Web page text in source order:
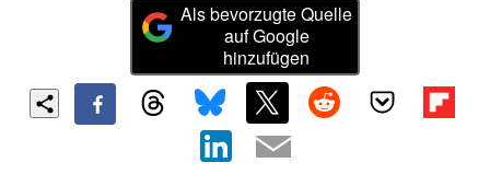
Als bevorzugte Quelle
auf Google
hinzufügen